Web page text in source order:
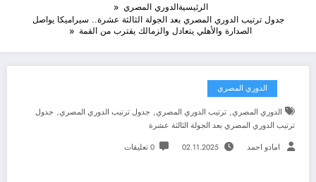
الرئيسيةالدوري المصري
جدول ترتيب الدوري المصري بعد الجولة الثالثة عشرة.. سيراميكا يواصل
الصدارة والأهلي يتعادل والزمالك يقترب من القمة
الدوري المصري
الدوري المصري, ترتيب الدوري المصري, جدول ترتيب الدوري المصري, جدول
ترتيب الدوري المصري بعد الجولة الثالثة عشرة
امادو احمد 02.11.2025 0 تعليقات